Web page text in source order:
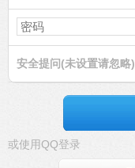
安全提问(未设置请忽略)
或使用QQ登录